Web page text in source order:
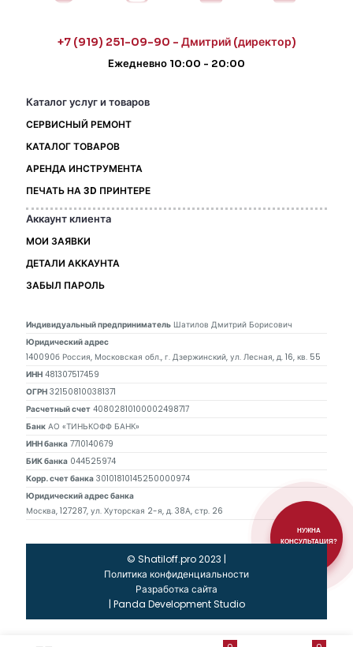
+7 (919) 251-09-90 - Дмитрий (директор)
Ежедневно 10:00 - 20:00
Каталог услуг и товаров
СЕРВИСНЫЙ РЕМОНТ
КАТАЛОГ ТОВАРОВ
АРЕНДА ИНСТРУМЕНТА
ПЕЧАТЬ НА 3D ПРИНТЕРЕ
Аккаунт клиента
МОИ ЗАЯВКИ
ДЕТАЛИ АККАУНТА
ЗАБЫЛ ПАРОЛЬ
Индивидуальный предприниматель Шатилов Дмитрий Борисович
Юридический адрес
140090б Россия, Московская обл., г. Дзержинский, ул. Лесная, д. 16, кв. 55
ИНН 481307517459
ОГРН 321508100381371
Расчетный счет 40802810100002498717
Банк АО «ТИНЬКОФФ БАНК»
ИНН банка 7710140679
БИК банка 044525974
Корр. счет банка 30101810145250000974
Юридический адрес банка
Москва, 127287, ул. Хуторская 2-я, д. 38А, стр. 26
НУЖНА
КОНСУЛЬТАЦИЯ?
© Shatiloff.pro 2023 |
Политика конфиденциальности
Разработка сайта
| Panda Development Studio